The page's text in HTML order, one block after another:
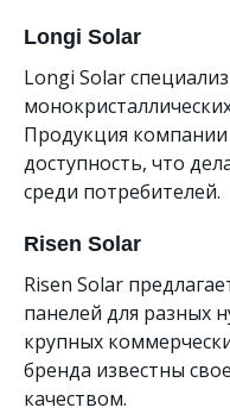
Longi Solar
Longi Solar
Продукция
доступность, что
среди потребителей.
Risen Solar
Risen Solar
панелей для разных
крупных
бренда известны
качеством.